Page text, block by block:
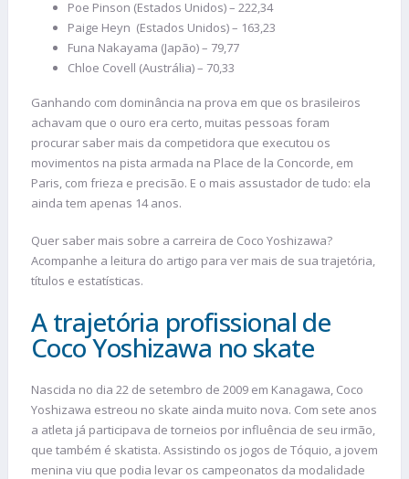
Poe Pinson (Estados Unidos) – 222,34
Paige Heyn (Estados Unidos) – 163,23
Funa Nakayama (Japão) – 79,77
Chloe Covell (Austrália) – 70,33
Ganhando com dominância na prova em que os brasileiros
achavam que o ouro era certo, muitas pessoas foram
procurar saber mais da competidora que executou os
movimentos na pista armada na Place de la Concorde, em
Paris, com frieza e precisão. E o mais assustador de tudo: ela
ainda tem apenas 14 anos.
Quer saber mais sobre a carreira de Coco Yoshizawa?
Acompanhe a leitura do artigo para ver mais de sua trajetória,
títulos e estatísticas.
A trajetória profissional de
Coco Yoshizawa no skate
Nascida no dia 22 de setembro de 2009 em Kanagawa, Coco
Yoshizawa estreou no skate ainda muito nova. Com sete anos
a atleta já participava de torneios por influência de seu irmão,
que também é skatista. Assistindo os jogos de Tóquio, a jovem
menina viu que podia levar os campeonatos da modalidade